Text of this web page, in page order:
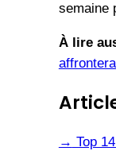
semaine
À lire
→ Top